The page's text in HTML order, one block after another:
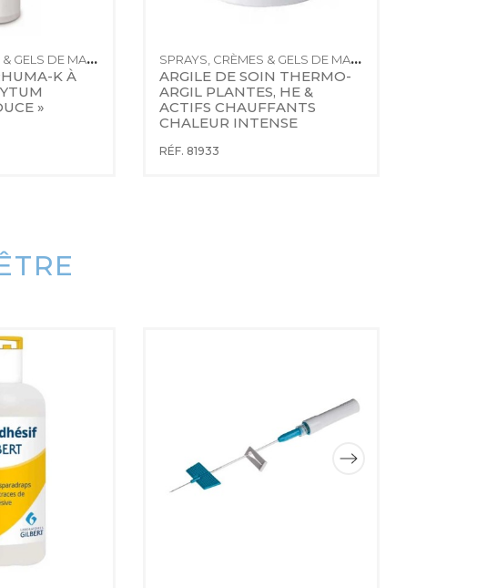
SPRAYS, CRÈMES & GELS DE MASSAGE - EFFET CHAUD
K À
»
SPRAYS, CRÈMES & GELS DE MASSAGE - EFFET CHAUD
ARGILE DE SOIN THERMO-
ARGIL PLANTES, HE &
ACTIFS CHAUFFANTS
CHALEUR INTENSE
RÉF. 81933